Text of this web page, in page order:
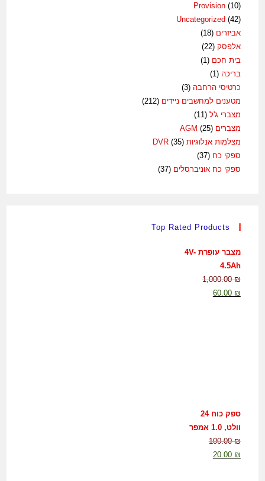
Provision (10)
Uncategorized (42)
אביזרים (18)
אלפסק (22)
בית חכם (1)
בריכה (1)
כרטיסי הרחבה (3)
מטענים למחשבים ניידים (212)
מצברי ג'ל (11)
מצברים AGM(25)
מצלמות אנלוגיות DVR(35)
ספקי כח (37)
ספקי כח אוניברסלים (37)
Top Rated Products
מצבר עופרת 4V-
4.5Ah
1,000.00₪
60.00 ₪
ספק כוח 24
וולט, 1.0 אמפר
100.00₪
20.00 ₪